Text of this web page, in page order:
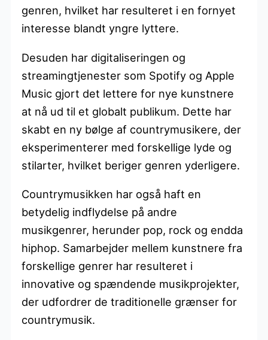
genren, hvilket har resulteret i en fornyet
interesse blandt yngre lyttere.
Desuden har digitaliseringen og
streamingtjenester som Spotify og Apple
Music gjort det lettere for nye kunstnere
at nå ud til et globalt publikum. Dette har
skabt en ny bølge af countrymusikere, der
eksperimenterer med forskellige lyde og
stilarter, hvilket beriger genren yderligere.
Countrymusikken har også haft en
betydelig indflydelse på andre
musikgenrer, herunder pop, rock og endda
hiphop. Samarbejder mellem kunstnere fra
forskellige genrer har resulteret i
innovative og spændende musikprojekter,
der udfordrer de traditionelle grænser for
countrymusik.